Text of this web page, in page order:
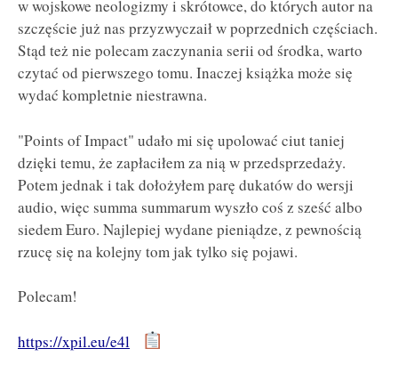
w wojskowe neologizmy i skrótowce, do których autor na
szczęście już nas przyzwyczaił w poprzednich częściach.
Stąd też nie polecam zaczynania serii od środka, warto
czytać od pierwszego tomu. Inaczej książka może się
wydać kompletnie niestrawna.
"Points of Impact" udało mi się upolować ciut taniej
dzięki temu, że zapłaciłem za nią w przedsprzedaży.
Potem jednak i tak dołożyłem parę dukatów do wersji
audio, więc summa summarum wyszło coś z sześć albo
siedem Euro. Najlepiej wydane pieniądze, z pewnością
rzucę się na kolejny tom jak tylko się pojawi.
Polecam!
https://xpil.eu/e4l